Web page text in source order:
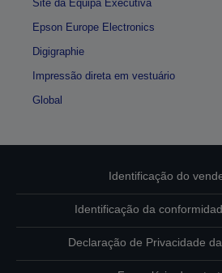
Site da Equipa Executiva
Epson Europe Electronics
Digigraphie
Impressão direta em vestuário
Global
Identificação do
Identificação da
Declaração de Privacidade